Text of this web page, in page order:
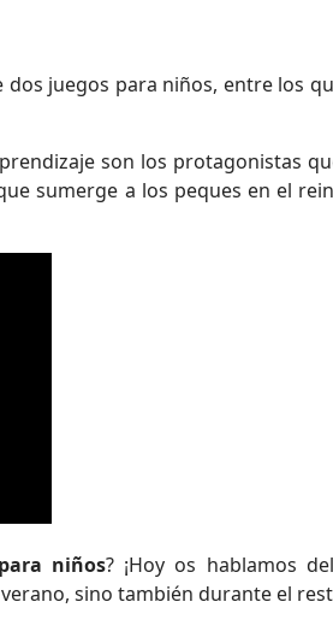
juegos para niños, entre los
son los protagonistas
sumerge a los peques en el
niños? ¡Hoy os hablamos
sino también durante el